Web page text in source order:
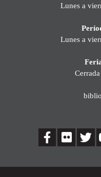
Lunes a
Lunes a